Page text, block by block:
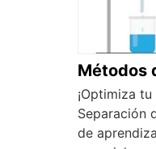
Métodos
¡Optimiza
Separación
de